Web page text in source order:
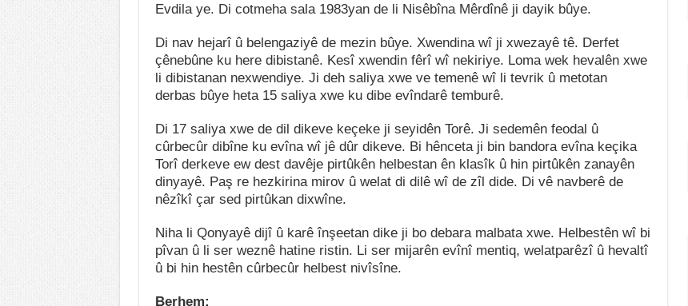
Evdila ye. Di cotmeha sala 1983yan de li Nisêbîna Mêrdînê ji dayik bûye.
Di nav hejarî û belengaziyê de mezin bûye. Xwendina wî ji xwezayê tê. Derfet
çênebûne ku here dibistanê. Kesî xwendin fêrî wî nekiriye. Loma wek hevalên xwe
li dibistanan nexwendiye. Ji deh saliya xwe ve temenê wî li tevrik û metotan
derbas bûye heta 15 saliya xwe ku dibe evîndarê temburê.
Di 17 saliya xwe de dil dikeve keçeke ji seyidên Torê. Ji sedemên feodal û
cûrbecûr dibîne ku evîna wî jê dûr dikeve. Bi hênceta ji bin bandora evîna keçika
Torî derkeve ew dest davêje pirtûkên helbestan ên klasîk û hin pirtûkên zanayên
dinyayê. Paş re hezkirina mirov û welat di dilê wî de zîl dide. Di vê navberê de
nêzîkî çar sed pirtûkan dixwîne.
Niha li Qonyayê dijî û karê înşeetan dike ji bo debara malbata xwe. Helbestên wî bi
pîvan û li ser weznê hatine ristin. Li ser mijarên evînî mentiq, welatparêzî û hevaltî
û bi hin hestên cûrbecûr helbest nivîsîne.
Berhem: